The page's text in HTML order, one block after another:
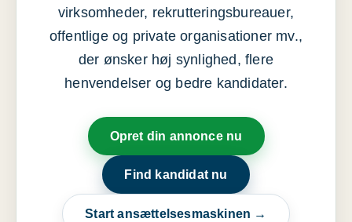
virksomheder, rekrutteringsbureauer,
offentlige og private organisationer mv.,
der ønsker høj synlighed, flere
henvendelser og bedre kandidater.
Opret din annonce nu
Find kandidat nu
Start ansættelsesmaskinen →